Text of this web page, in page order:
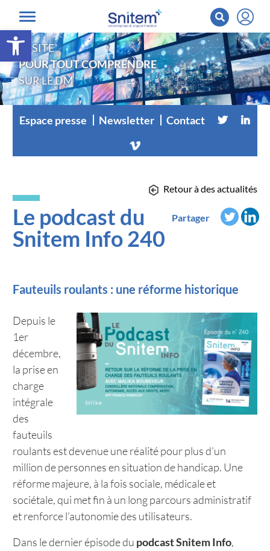
Ouvrir la barre d’outils
LE SITE
POUR TOUT COMPRENDRE
SUR LE DM
Espace presse Newsletter Contact
Le podcast du
Snitem Info 240
Retour à des actualités
Partager
Fauteuils roulants : une réforme historique
Depuis le
1er
décembre,
la prise en
charge
intégrale
des
fauteuils
roulants est devenue une réalité pour plus d’un
million de personnes en situation de handicap. Une
réforme majeure, à la fois sociale, médicale et
sociétale, qui met fin à un long parcours administratif
et renforce l’autonomie des utilisateurs.
Dans le dernier épisode du podcast Snitem Info,